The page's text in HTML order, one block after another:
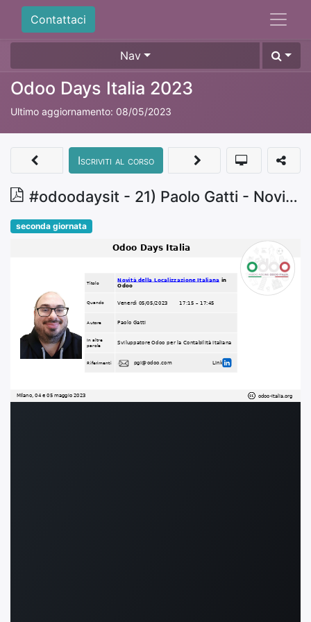
Contattaci
Nav
Odoo Days Italia 2023
Ultimo aggiornamento: 08/05/2023
#odoodaysit - 21) Paolo Gatti - Novità della Localizzazione Italiana in Odoo
Iscriviti al corso
seconda giornata